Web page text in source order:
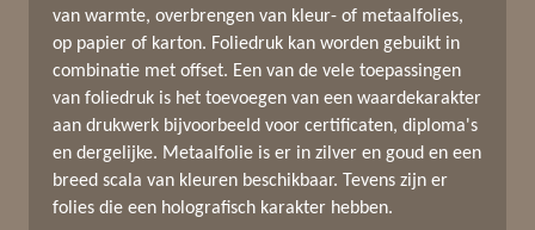
van warmte, overbrengen van kleur- of metaalfolies,
op papier of karton. Foliedruk kan worden gebuikt in
combinatie met offset. Een van de vele toepassingen
van foliedruk is het toevoegen van een waardekarakter
aan drukwerk bijvoorbeeld voor certificaten, diploma's
en dergelijke. Metaalfolie is er in zilver en goud en een
breed scala van kleuren beschikbaar. Tevens zijn er
folies die een holografisch karakter hebben.